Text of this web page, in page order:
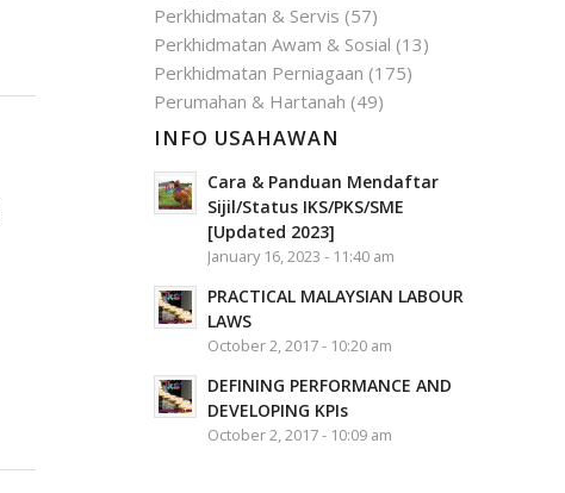
Perkhidmatan & Servis (57)
Perkhidmatan Awam & Sosial (13)
Perkhidmatan Perniagaan (175)
Perumahan & Hartanah (49)
INFO USAHAWAN
Cara & Panduan Mendaftar
Sijil/Status IKS/PKS/SME
[Updated 2023]
January 16, 2023 - 11:40 am
PRACTICAL MALAYSIAN LABOUR
LAWS
October 2, 2017 - 10:20 am
DEFINING PERFORMANCE AND
DEVELOPING KPIs
October 2, 2017 - 10:09 am